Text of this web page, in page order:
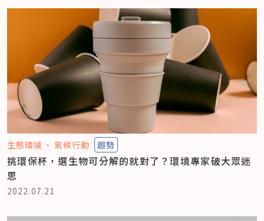
生態環境 氣候行動 趨勢
挑環保杯，選生物可分解的就對了？環境專家破大眾迷
思
2022.07.21